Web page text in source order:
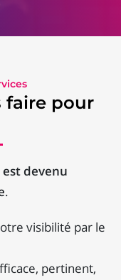
faire pour
devenu
.
visibilité par le
pertinent,